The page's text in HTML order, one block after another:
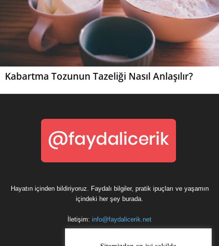
Kabartma Tozunun Tazeliği Nasıl Anlaşılır?
Hayatın içinden bildiriyoruz. Faydalı bilgiler, pratik ipuçları ve yaşamın
içindeki her şey burada.
İletişim: info@faydalicerik.net